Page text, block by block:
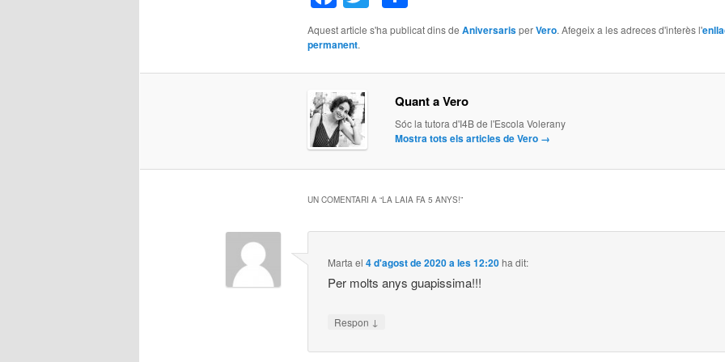
Aquest article s'ha publicat dins de AniversarisperVero. Afegeix a les adreces d'interès l'
permanent.
Quant a Vero
Sóc la tutora d'I4B de l'Escola Volerany
Mostra tots els articles de Vero →
UN COMENTARI A “LA LAIA FA 5 ANYS!”
Marta el4 d'agost de 2020 a les 12:20ha dit:
Per molts anys guapissima!!!
Respon ↓